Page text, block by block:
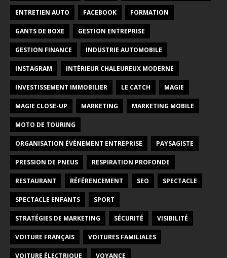
ENTRETIEN AUTO FACEBOOK FORMATION
GANTS DE BOXE GESTION ENTREPRISE
GESTION FINANCE INDUSTRIE AUTOMOBILE
INSTAGRAM INTÉRIEUR CHALEUREUX MODERNE
INVESTISSEMENT IMMOBILIER LE CATCH MAGIE
MAGIE CLOSE-UP MARKETING MARKETING MOBILE
MOTO DE TOURING
ORGANISATION ÉVÉNEMENT ENTREPRISE PAYSAGISTE
PRESSION DE PNEUS RESPIRATION PROFONDE
RESTAURANT RÉFÉRENCEMENT SEO SPECTACLE
SPECTACLE ENFANTS SPORT
STRATÉGIES DE MARKETING SÉCURITÉ VISIBILITÉ
VOITURE FRANÇAIS VOITURES FAMILIALES
VOITURE ÉLECTRIQUE VOYANCE